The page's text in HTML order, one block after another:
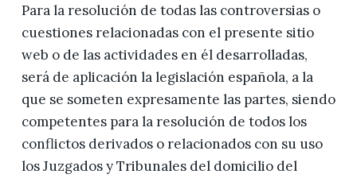
Para la resolución de todas las controversias o
cuestiones relacionadas con el presente sitio
web o de las actividades en él desarrolladas,
será de aplicación la legislación española, a la
que se someten expresamente las partes, siendo
competentes para la resolución de todos los
conflictos derivados o relacionados con su uso
los Juzgados y Tribunales del domicilio del